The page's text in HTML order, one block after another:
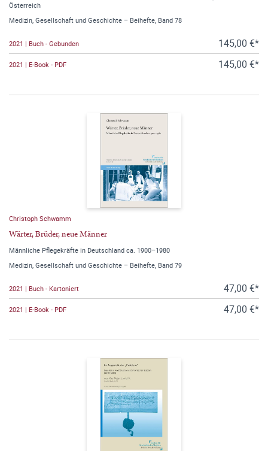
Österreich
Medizin, Gesellschaft und Geschichte – Beihefte, Band 78
2021 | Buch - Gebunden 145,00 €*
2021 | E-Book - PDF 145,00 €*
Christoph Schwamm
Wärter, Brüder, neue Männer
Männliche Pflegekräfte in Deutschland ca. 1900–1980
Medizin, Gesellschaft und Geschichte – Beihefte, Band 79
2021 | Buch - Kartoniert 47,00 €*
2021 | E-Book - PDF 47,00 €*